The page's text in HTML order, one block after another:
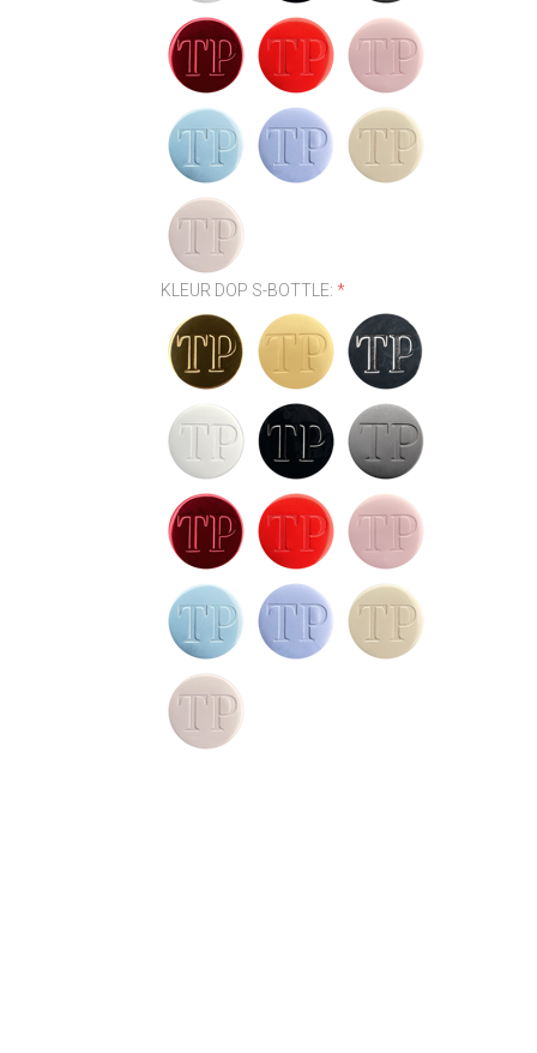
KLEUR DOP S-BOTTLE:*